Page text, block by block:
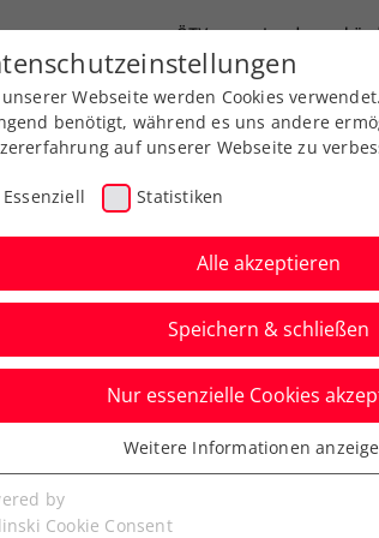
ÖTV
Ausbildungen Services
für
die Tour
Webseite werden Cookies
benötigt, während es uns andere
auf unserer Webseite zu
Essenziell Statistiken
Alle akzeptieren
Speichern & schließen
Nur essenzielle Cookies
Cookies werden für grundlegende
benötigt. Dadurch ist gewährleistet,
Weitere Informationen
by
Cookie Consent